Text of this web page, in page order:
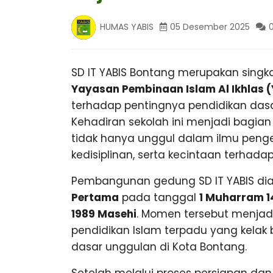
I
B
O
N
T
A
N
g
,
a
v
e
l
P
a
l
e
b
a
n
g
L
a
m
p
HUMAS YABIS 05 Desember 2025
SD IT YABIS Bontang merupakan
Yayasan Pembinaan Islam Al Ikhlas
terhadap pentingnya pendidikan
Kehadiran sekolah ini menjadi
tidak hanya unggul dalam ilmu
kedisiplinan, serta kecintaan
Pembangunan gedung SD IT YABIS
Pertama pada tanggal 1 Muharram
1989 Masehi. Momen tersebut
pendidikan Islam terpadu yang
dasar unggulan di Kota Bontang.